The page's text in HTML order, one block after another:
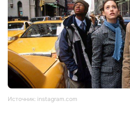
Источник: instagram.com